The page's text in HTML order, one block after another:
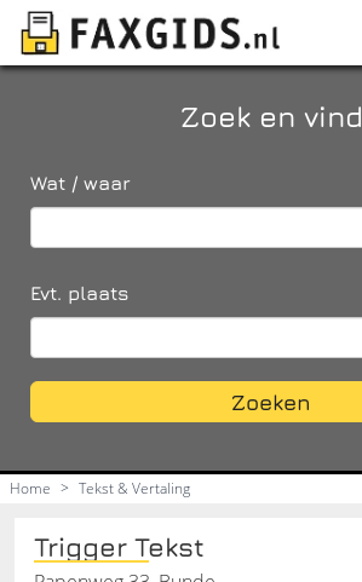
Zoek en vind
Wat / waar
Evt. plaats
Zoeken
Home > Tekst & Vertaling
Trigger Tekst